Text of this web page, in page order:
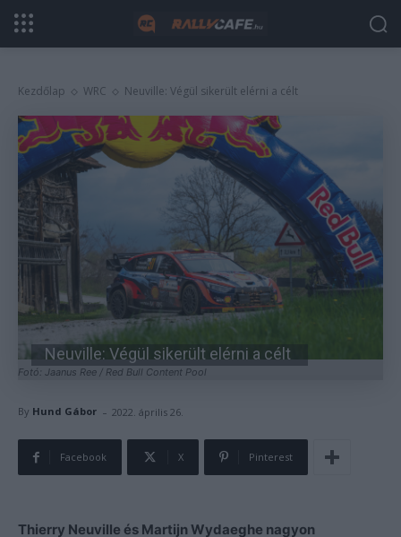
Kezdőlap WRC Neuville: Végül sikerült elérni a célt
Fotó: Jaanus Ree / Red Bull Content Pool
Neuville: Végül sikerült elérni a célt
By Hund Gábor - 2022. április 26.
Facebook X Pinterest
Thierry Neuville és Martijn Wydaeghe nagyon